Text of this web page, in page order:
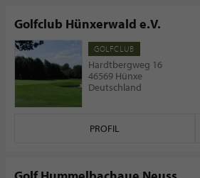
Golfclub Hünxerwald e.V.
GOLFCLUB
Hardtbergweg 16
46569 Hünxe
Deutschland
PROFIL